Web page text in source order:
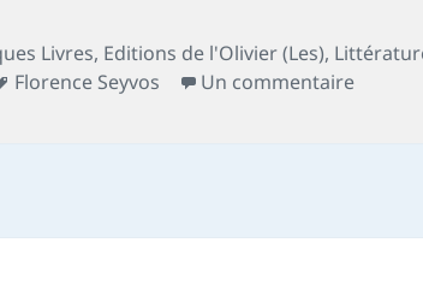
Livres, Editions de l'Olivier (Les),
Mots-
Florence Seyvos Un commentairesur